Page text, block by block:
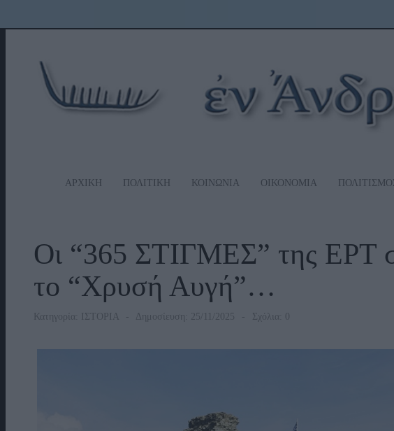
ΑΡΧΙΚΗ ΠΟΛΙΤΙΚΗ ΚΟΙΝΩΝΙΑ ΟΙΚΟΝΟΜΙΑ
Οι “365 ΣΤΙΓΜΕΣ” της ΕΡΤ
το “Χρυσή Αυγή”…
Κατηγορία: ΙΣΤΟΡΙΑ Δημοσίευση: 25/11/2025 Σχόλια: 0